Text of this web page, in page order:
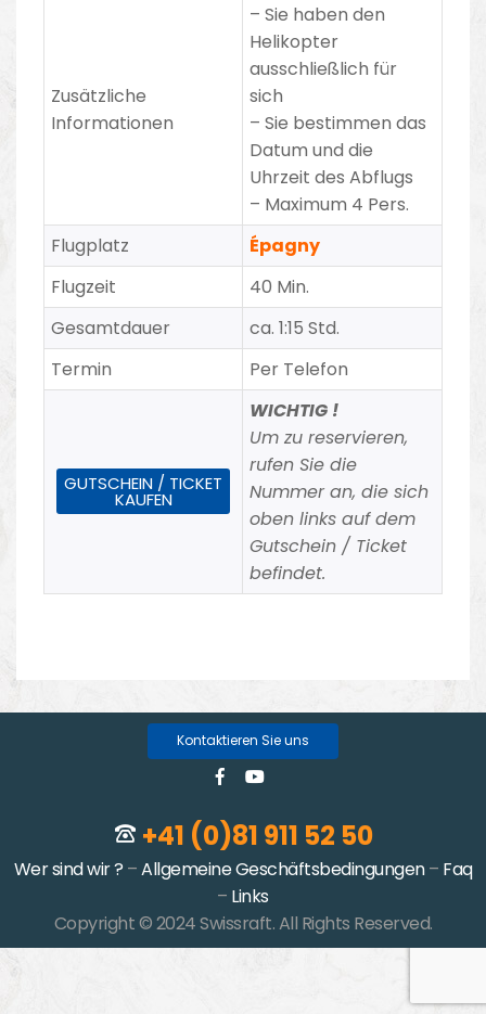
Zusätzliche
Informationen
– Sie haben den
Helikopter
ausschließlich für
sich
– Sie bestimmen das
Datum und die
Uhrzeit des Abflugs
– Maximum 4 Pers.
Flugplatz
Épagny
Flugzeit
40 Min.
Gesamtdauer
ca. 1:15 Std.
Termin
Per Telefon
GUTSCHEIN / TICKET
KAUFEN
WICHTIG !
Um zu reservieren,
rufen Sie die
Nummer an, die sich
oben links auf dem
Gutschein / Ticket
befindet.
Kontaktieren Sie uns
+41 (0)81 911 52 50
Wer sind wir ? –Allgemeine Geschäftsbedingungen– Faq
– Links
Copyright © 2024 Swissraft. All Rights Reserved.